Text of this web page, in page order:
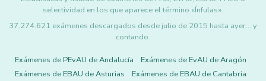
selectividad en los que aparece el término «Ínfulas».
37.274.621 exámenes descargados desde julio de 2015 hasta ayer... y
contando.
Exámenes de PEvAU de Andalucía
Exámenes de EvAU de Aragón
Exámenes de EBAU de Asturias
Exámenes de EBAU de Cantabria